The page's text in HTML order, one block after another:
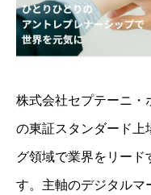
株式会社セプテーニ・
の東証スタンダード上
グ領域で業界をリード
す。主軸のデジタルマ